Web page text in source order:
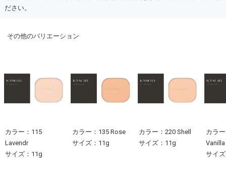
ださい。
その他のバリエーション
カラー：115
Lavendr
サイズ：11g
カラー：135 Rose
サイズ：11g
カラー：220 Shell
サイズ：11g
カラ
Vanilla
サイ